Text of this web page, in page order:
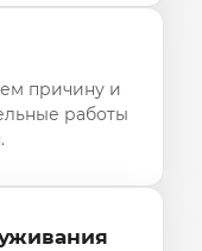
причину и
работы